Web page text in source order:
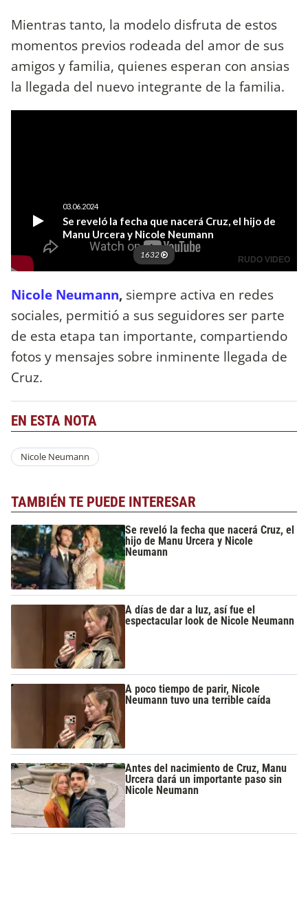
Mientras tanto, la modelo disfruta de estos
momentos previos rodeada del amor de sus
amigos y familia, quienes esperan con ansias
la llegada del nuevo integrante de la familia.
Nicole Neumann, siempre activa en redes
sociales, permitió a sus seguidores ser parte
de esta etapa tan importante, compartiendo
fotos y mensajes sobre inminente llegada de
Cruz.
EN ESTA NOTA
Nicole Neumann
TAMBIÉN TE PUEDE INTERESAR
Se reveló la fecha que nacerá Cruz, el
hijo de Manu Urcera y Nicole
Neumann
A días de dar a luz, así fue el
espectacular look de Nicole Neumann
A poco tiempo de parir, Nicole
Neumann tuvo una terrible caída
Antes del nacimiento de Cruz, Manu
Urcera dará un importante paso sin
Nicole Neumann